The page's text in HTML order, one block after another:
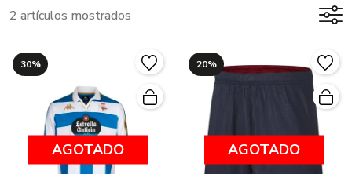
2 artículos mostrados
30%
AGOTADO
20%
AGOTADO